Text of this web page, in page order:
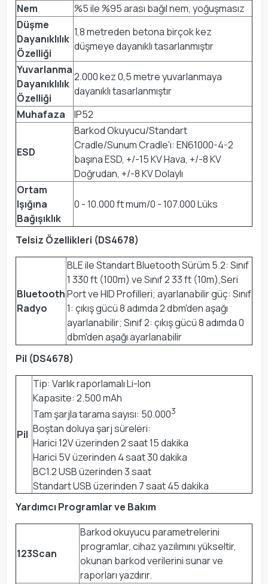
Nem
%5 ile %95 arası bağıl nem, yoğuşmasız
Düşme
Dayanıklılık
Özelliği
1,8 metreden betona birçok kez
düşmeye dayanıklı tasarlanmıştır
Yuvarlanma
Dayanıklılık
Özelliği
2.000 kez 0,5 metre yuvarlanmaya
dayanıklı tasarlanmıştır
Muhafaza
IP52
ESD
Barkod Okuyucu/Standart
Cradle/Sunum Cradle'ı: EN61000-4-2
başına ESD, +/-15 KV Hava, +/-8 KV
Doğrudan, +/-8 KV Dolaylı
Ortam
Işığına
Bağışıklık
0 - 10.000 ft mum/0 - 107.000 Lüks
Telsiz Özellikleri (DS4678)
Bluetooth
Radyo
BLE ile Standart Bluetooth Sürüm 5.2: Sınıf
1 330 ft (100m) ve Sınıf 2 33 ft (10m),Seri
Port ve HID Profilleri; ayarlanabilir güç: Sınıf
1: çıkış gücü 8 adımda 2 dbm'den aşağı
ayarlanabilir; Sınıf 2: çıkış gücü 8 adımda 0
dbm'den aşağı ayarlanabilir
Pil (DS4678)
Pil
Tip: Varlık raporlamalı Li-Ion
Kapasite: 2.500 mAh
Tam şarjla tarama sayısı: 50.0003
Boştan doluya şarj süreleri:
Harici 12V üzerinden 2 saat 15 dakika
Harici 5V üzerinden 4 saat 30 dakika
BC1.2 USB üzerinden 3 saat
Standart USB üzerinden 7 saat 45 dakika
Yardımcı Programlar ve Bakım
123Scan
Barkod okuyucu parametrelerini
programlar, cihaz yazılımını yükseltir,
okunan barkod verilerini sunar ve
raporları yazdırır.